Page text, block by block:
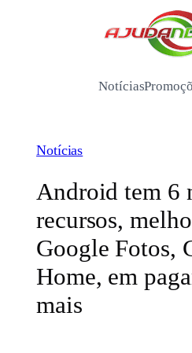
Notícias
Notícias
Android tem 6
recursos,
Google Fotos,
Home, em
mais